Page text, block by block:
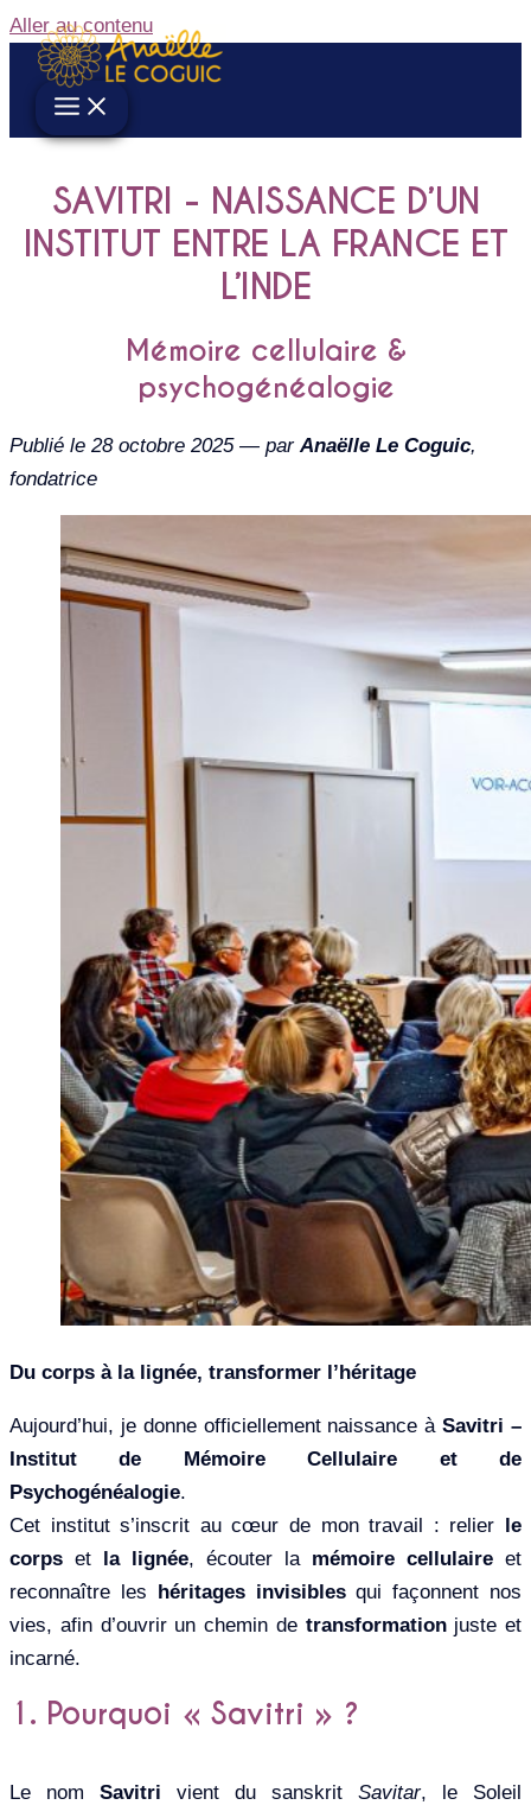
Aller au contenu
SAVITRI - NAISSANCE D’UN
INSTITUT ENTRE LA FRANCE ET
L’INDE
Mémoire cellulaire &
psychogénéalogie
Publié le 28 octobre 2025 — parAnaëlle Le Coguic,
fondatrice
Du corps à la lignée, transformer l’héritage
Aujourd’hui, je donne officiellement naissance àSavitri –
Institut de Mémoire Cellulaire et de
Psychogénéalogie.
Cet institut s’inscrit au cœur de mon travail : relier le
corps et la lignée, écouter la mémoire cellulaire et
reconnaître les héritages invisiblesqui façonnent nos
vies, afin d’ouvrir un chemin de transformationjuste et
incarné.
1. Pourquoi « Savitri » ?
Le nom Savitri vient du sanskrit Savitar, le Soleil